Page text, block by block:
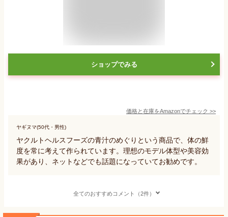
ショップでみる
価格と在庫をAmazonでチェック >>
ヤギヌマ(50代・男性)
ヤクルトヘルスフーズの青汁のめぐりという商品で、体の鮮
度を常に考えて作られています。理想のモデル体型や美容効
果があり、ネットなどでも話題になっていてお勧めです。
全てのおすすめコメント（2件）